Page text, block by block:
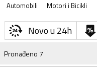
Automobili Motori i Bicikli
Novo u 24h
Pronađeno 7